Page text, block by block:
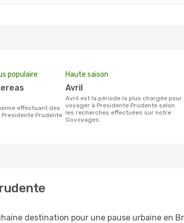
populaire
Prudente
Haute saison
avril
avril est la période la plus chargée pour
voyager à Presidente Prudente selon
les recherches effectuées sur notre
Govoyages.
destination pour une pause urbaine en